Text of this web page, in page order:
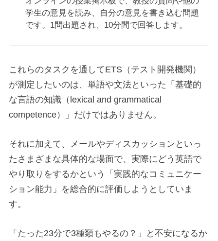
学生の意見を読み、自分の意見を書き込む問題
です。1問出題され、10分間で回答します。
これらのタスクを通してETS（テスト開発機関）
が測定したいのは、単語や文法といった「基礎的
な言語の知識（lexical and grammatical
competence）」だけではありません。
それに加えて、メールやディスカッションといっ
たさまざまな具体的な場面で、実際にどう英語で
やり取りをするかという「実践的なコミュニケー
ション能力」を総合的に評価しようとしていま
す。
「たった23分で3種類もやるの？」と不安になるか